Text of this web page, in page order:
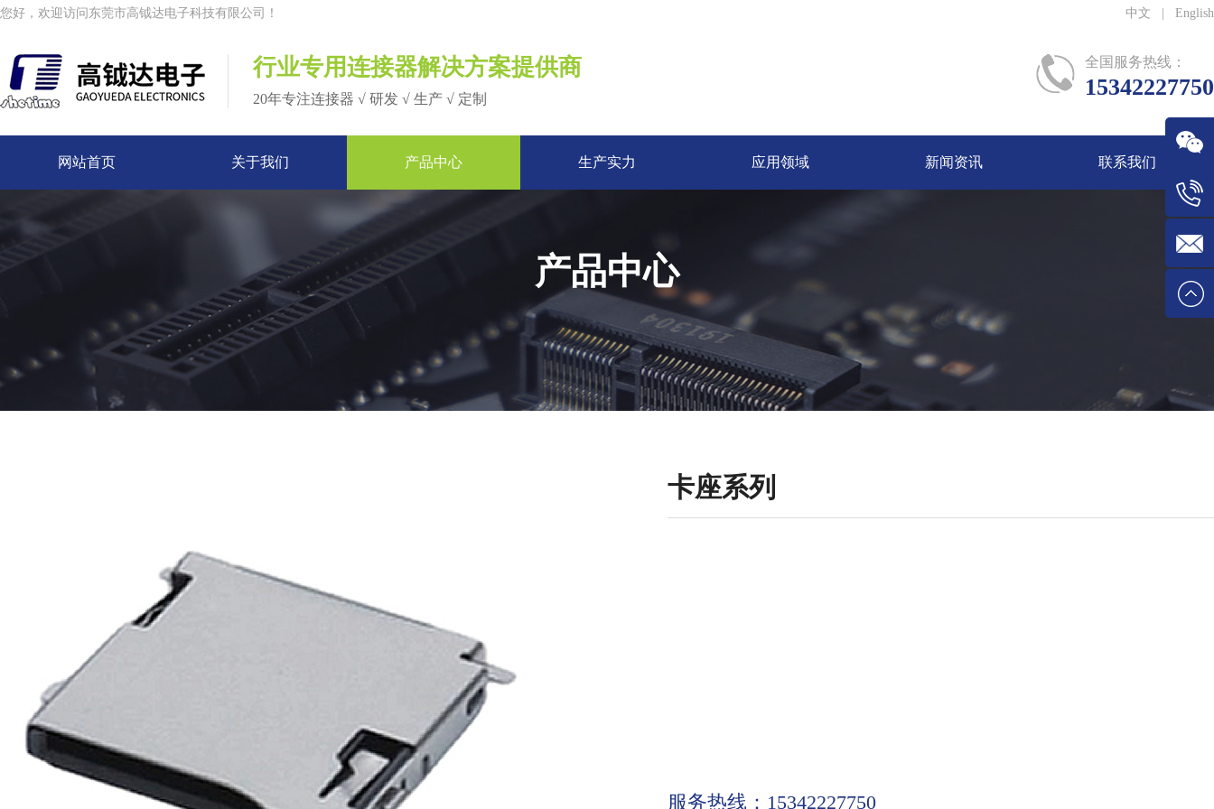
您好，欢迎访问东莞市高钺达电子科技有限公司！ 中文 English
行业专用连接器解决方案提供商
20年专注连接器 √ 研发 √ 生产 √ 定制
全国服务热线：
15342227750
网站首页 关于我们 产品中心 生产实力 应用领域 新闻资讯 联系我们
产品中心
卡座系列
服务热线：15342227750
微信
E-mail